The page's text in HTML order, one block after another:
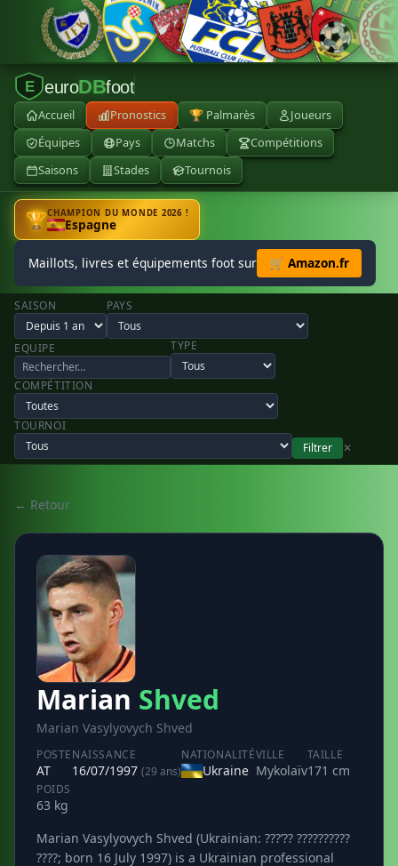
E euroDBfoot
Accueil Pronostics 🏆 Palmarès
Joueurs
Équipes
Pays Matchs
Compétitions
Saisons
Stades Tournois
🏆CHAMPION DU MONDE 2026 !
Espagne
Maillots, livres et équipements foot sur 🛒 Amazon.fr
SAISON PAYS
EQUIPE TYPE
COMPÉTITION
TOURNOI
Filtrer
✕
← Retour
Marian Shved
Marian Vasylyovych Shved
POSTE
AT
NAISSANCE
16/07/1997 (29 ans)
NATIONALITÉ
Ukraine
VILLE
Mykolaïv
TAILLE
171 cm
POIDS
63 kg
Marian Vasylyovych Shved (Ukrainian: ???’?? ??????????
????; born 16 July 1997) is a Ukrainian professional